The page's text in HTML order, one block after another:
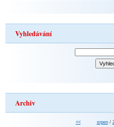
Vyhledávání
Archiv
<< srpen/